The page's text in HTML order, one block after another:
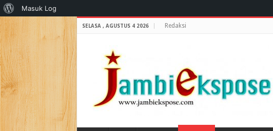
SELASA , AGUSTUS 4 2026 Redaksi
Tentang
WordPress
Masuk Log